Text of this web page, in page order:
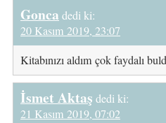
Gonca dedi ki:
20 Kasım 2019, 23:07
Kitabınızı aldım çok faydalı
İsmet Aktaş dedi ki:
21 Kasım 2019, 07:02